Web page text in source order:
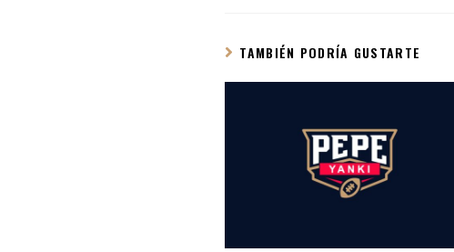
TAMBIÉN PODRÍA GUSTARTE